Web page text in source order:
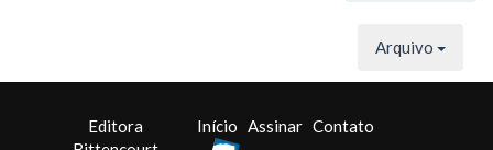
Arquivo
Editora
Início Assinar Contato